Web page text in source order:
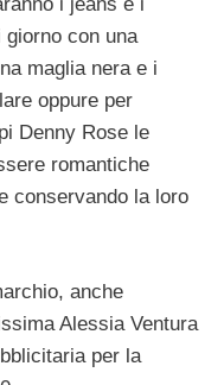
i jeans e i
con una
maglia nera e i
oppure per
Denny Rose le
romantiche
conservando la loro
anche
Alessia Ventura
per la